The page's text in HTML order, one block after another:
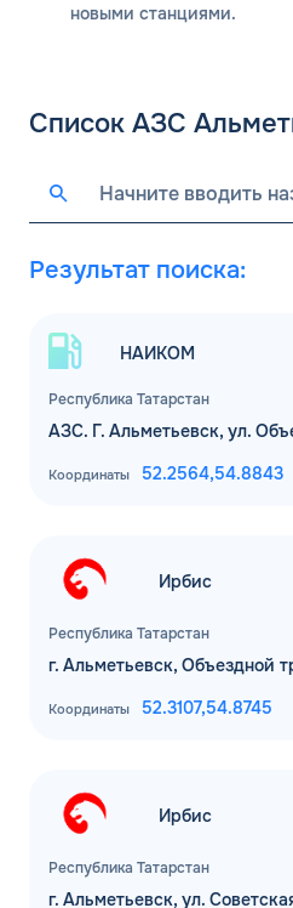
новыми станциями.
Список АЗС
Результат поиска:
Республика Татарстан
НАИКОМ
АЗС. Г. Альметьевск, ул.
Координаты 52.2564,54.8843
Республика Татарстан
Ирбис
г. Альметьевск, Объездной
Координаты 52.3107,54.8745
Республика Татарстан
Ирбис
г. Альметьевск, ул.
ОБРАТНЫЙ
Email*